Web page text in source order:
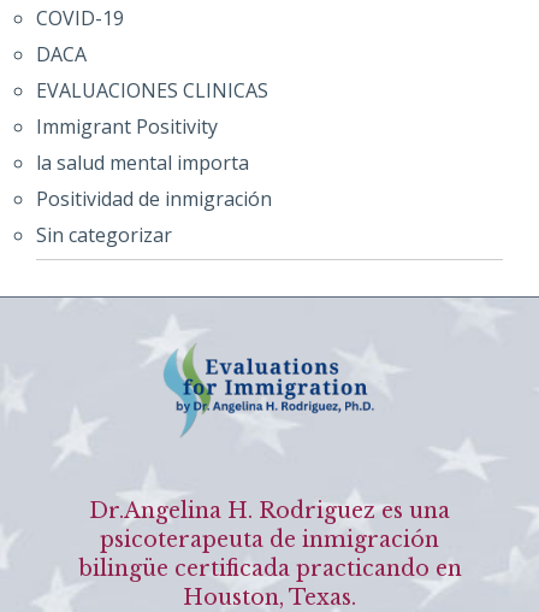
COVID-19
DACA
EVALUACIONES CLINICAS
Immigrant Positivity
la salud mental importa
Positividad de inmigración
Sin categorizar
Dr.Angelina H. Rodriguez es una
psicoterapeuta de inmigración
bilingüe certificada practicando en
Houston, Texas.